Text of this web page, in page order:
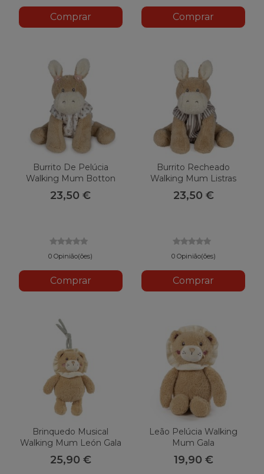
Comprar Comprar
Burrito De Pelúcia
Walking Mum Botton
Flores
23,50 €
0 Opinião(ões)
Comprar
Burrito Recheado
Walking Mum Listras
Botton
23,50 €
0 Opinião(ões)
Comprar
Brinquedo Musical
Walking Mum León Gala
25,90 €
Leão Pelúcia Walking
Mum Gala
19,90 €